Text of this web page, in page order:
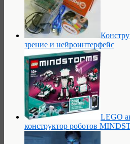
зрение и нейроинтерфейс
LEGO
конструктор роботов